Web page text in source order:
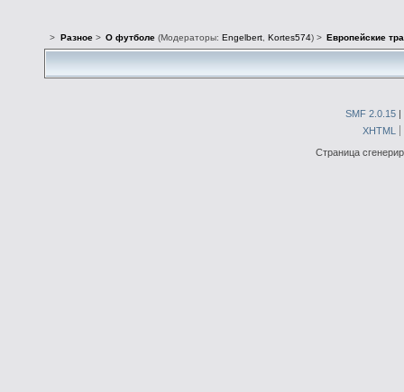
> Разное> О футболе(Модераторы: Engelbert, Kortes574) > Европейские
SMF 2.0.15 |
XHTML
Страница